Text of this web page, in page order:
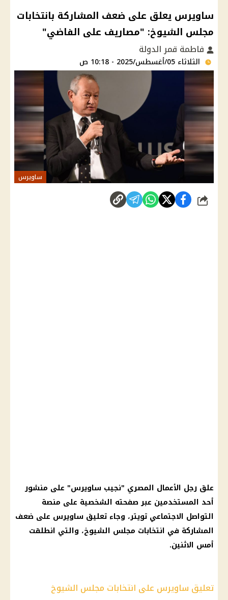
ساويرس يعلق على ضعف المشاركة بانتخابات
مجلس الشيوخ: "مصاريف على الفاضي"
فاطمة قمر الدولة
الثلاثاء 05/أغسطس/2025 - 10:18 ص
ساويرس
شارك
علق رجل الأعمال المصري "نجيب ساويرس" على منشور
أحد المستخدمين عبر صفحته الشخصية على منصة
التواصل الاجتماعي تويتر، وجاء تعليق ساويرس على ضعف
المشاركة في انتخابات مجلس الشيوخ، والتي انطلقت
أمس الاثنين.
تعليق ساويرس على انتخابات مجلس الشيوخ